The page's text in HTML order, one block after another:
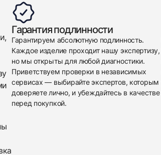
Гарантия подлинности
Гарантируем абсолютную подлинность.
Каждое изделие проходит нашу экспертизу,
но мы открыты для любой диагностики.
Приветствуем проверки в независимых
сервисах — выбирайте экспертов, которым
доверяете лично, и убеждайтесь в качестве
перед покупкой.